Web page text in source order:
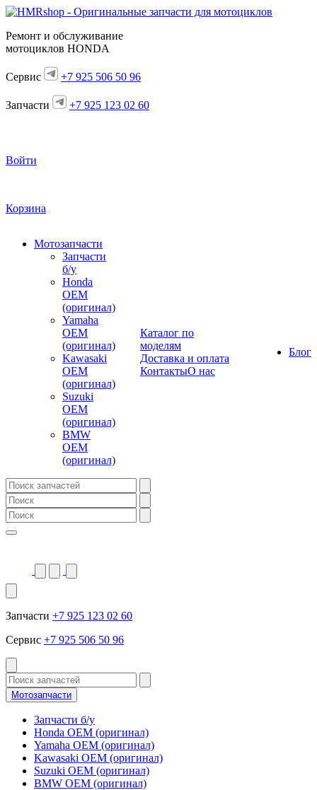
Ремонт и обслуживание
мотоциклов HONDA
Сервис +7 925 506 50 96
Запчасти +7 925 123 02 60
Войти
Корзина
Мотозапчасти
Запчасти
б/у
Honda
OEM
(оригинал)
Yamaha
OEM
(оригинал)
Kawasaki
OEM
(оригинал)
Suzuki
OEM
(оригинал)
BMW
OEM
(оригинал)
Каталог по
моделям
Доставка и оплата
КонтактыО нас
Блог
Запчасти +7 925 123 02 60
Сервис +7 925 506 50 96
Мотозапчасти
Запчасти б/у
Honda OEM (оригинал)
Yamaha OEM (оригинал)
Kawasaki OEM (оригинал)
Suzuki OEM (оригинал)
BMW OEM (оригинал)